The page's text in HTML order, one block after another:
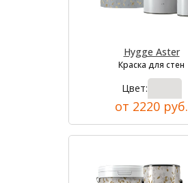
Hygge Aster
Краска для стен
Цвет:
от 2220 руб.